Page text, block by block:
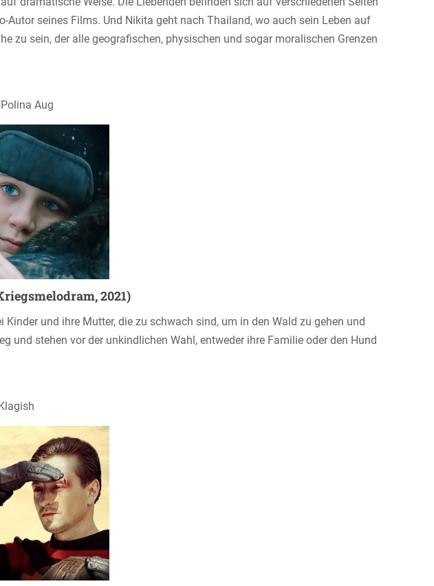
Autor seines Films. Und Nikita geht nach Thailand, wo auch sein Leben auf
zu sein, der alle geografischen, physischen und sogar moralischen Grenzen
Aug
2021)
und ihre Mutter, die zu schwach sind, um in den Wald zu gehen und
und stehen vor der unkindlichen Wahl, entweder ihre Familie oder den Hund